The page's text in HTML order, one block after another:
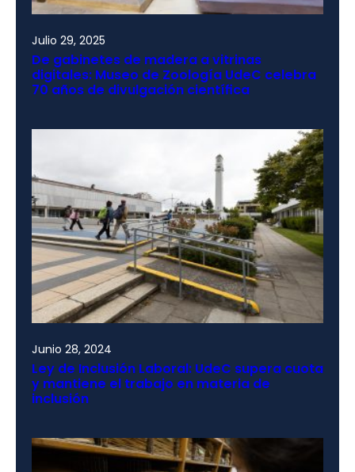
Julio 29, 2025
De gabinetes de madera a vitrinas
digitales: Museo de Zoología UdeC celebra
70 años de divulgación científica
Junio 28, 2024
Ley de Inclusión Laboral: UdeC supera cuota
y mantiene el trabajo en materia de
inclusión